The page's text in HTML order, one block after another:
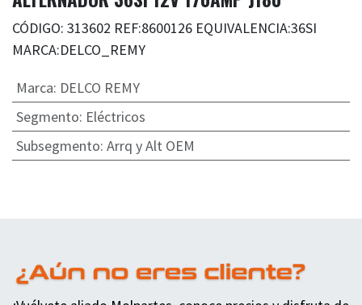
CÓDIGO: 313602 REF:8600126 EQUIVALENCIA:36SI
MARCA:DELCO_REMY
Marca: DELCO REMY
Segmento: Eléctricos
Subsegmento: Arrq y Alt OEM